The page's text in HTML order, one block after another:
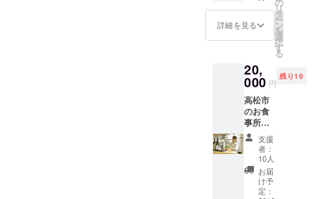
けしま
す。 私
年に一
度（約
１年
分）お
送りさ
せて頂
きま
す。１
号は
2019年
3月末送
付予
せた
「地球
茶」を1
袋と 地
使用し
製作し
た「ド
レッシ
ング」1
本の
SETで
す。 か
らだに
やさし
い赤
ちゃん
詳細を見る
リ
タ
ー
ン
を
選
択
す
る
20,
000 円
残り10
高松市
のお食
事所、
花の宮
いいと
もの執
行役
は、ラ
オスへ
支援
者：
10人
お届
け予
定：